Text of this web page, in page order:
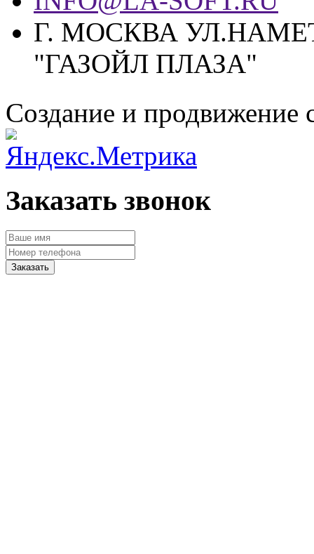
Г. МОСКВА
"ГАЗОЙЛ ПЛАЗА"
Создание и продвижение
Заказать звонок
Заказать